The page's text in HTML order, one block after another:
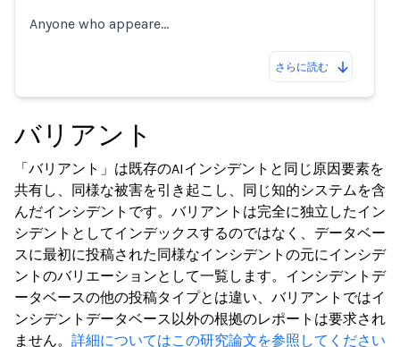
Anyone who appeare…
さらに読む
バリアント
「バリアント」は既存のAIインシデントと同じ原因要素を
共有し、同様な被害を引き起こし、同じ知的システムを含
んだインシデントです。バリアントは完全に独立したイン
シデントとしてインデックスするのではなく、データベー
スに最初に投稿された同様なインシデントの元にインシデ
ントのバリエーションとして一覧します。インシデントデ
ータベースの他の投稿タイプとは違い、バリアントではイ
ンシデントデータベース以外の根拠のレポートは要求され
ません。 詳細についてはこの研究論文を参照してください